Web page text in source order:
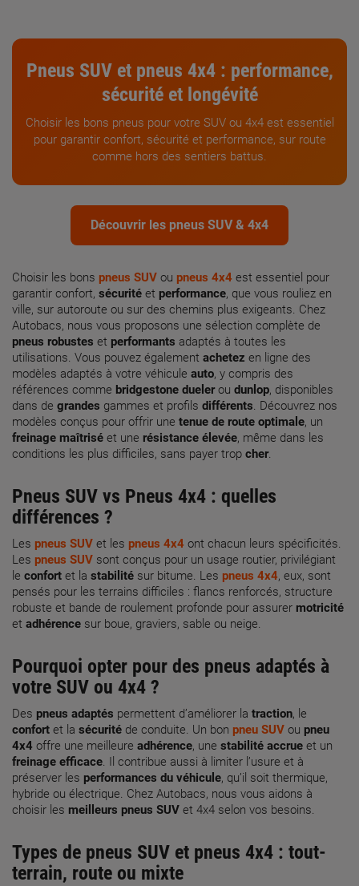
Pneus SUVet pneus 4x4: performance,
sécuritéet longévité
Choisir les bons pneus pour votre SUV ou 4x4 est essentiel
pour garantir confort, sécurité et performance, sur route
comme hors des sentiers battus.
Découvrir les pneus SUV & 4x4
Choisir les bons pneus SUV ou pneus 4x4 est essentiel pour
garantir confort, sécurité et performance, que vous rouliez en
ville, sur autoroute ou sur des chemins plus exigeants. Chez
Autobacs, nous vous proposons une sélection complète de
pneus robustes et performants adaptés à toutes les
utilisations. Vous pouvez également achetez en ligne des
modèles adaptés à votre véhicule auto, y compris des
références comme bridgestone duelerou dunlop, disponibles
dans de grandes gammes et profils différents. Découvrez nos
modèles conçus pour offrir une tenue de route optimale, un
freinage maîtrisé et une résistance élevée, même dans les
conditions les plus difficiles, sans payer trop cher.
Pneus SUV vs Pneus 4x4 : quelles
différences ?
Les pneus SUV et les pneus 4x4 ont chacun leurs spécificités.
Les pneus SUV sont conçus pour un usage routier, privilégiant
le confort et la stabilité sur bitume. Les pneus 4x4, eux, sont
pensés pour les terrains difficiles : flancs renforcés, structure
robuste et bande de roulement profonde pour assurer motricité
et adhérence sur boue, graviers, sable ou neige.
Pourquoi opter pour des pneus adaptés à
votre SUV ou 4x4 ?
Des pneus adaptés permettent d’améliorer la traction, le
confort et la sécurité de conduite. Un bon pneu SUV ou pneu
4x4 offre une meilleure adhérence, une stabilité accrue et un
freinage efficace. Il contribue aussi à limiter l’usure et à
préserver les performances du véhicule, qu’il soit thermique,
hybride ou électrique. Chez Autobacs, nous vous aidons à
choisir les meilleurs pneus SUV et 4x4 selon vos besoins.
Types de pneus SUV et pneus 4x4 : tout-
terrain, route ou mixte